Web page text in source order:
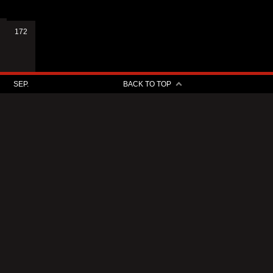
172
SEP. BACK TO TOP